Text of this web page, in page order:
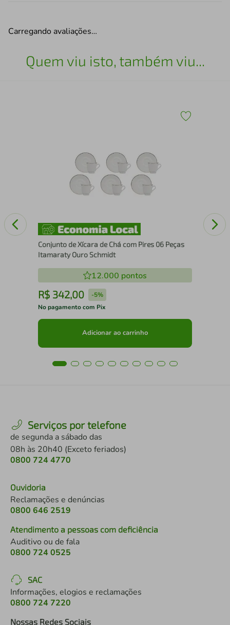
Carregando avaliações…
Quem viu isto, também viu...
Conjunto de Xícara de Chá com Pires 06 Peças
Itamaraty Ouro Schmidt
12.000 pontos
R$ 342,00 -5%
No pagamento com Pix
Adicionar ao carrinho
Serviços por telefone
de segunda a sábado das
08h às 20h40 (Exceto feriados)
0800 724 4770
Ouvidoria
Reclamações e denúncias
0800 646 2519
Atendimento a pessoas com deficiência
Auditivo ou de fala
0800 724 0525
SAC
Informações, elogios e reclamações
0800 724 7220
Nossas Redes Sociais